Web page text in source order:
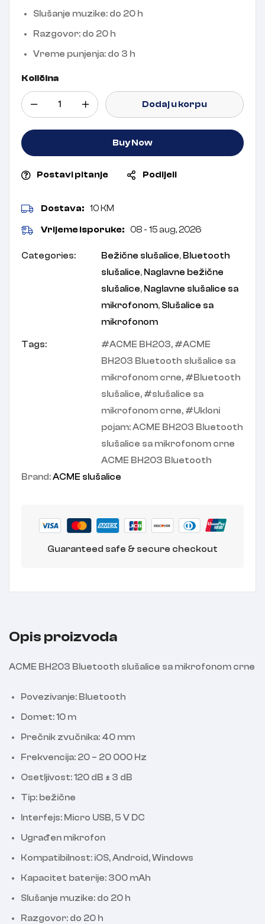
Slušanje muzike: do 20 h
Razgovor: do 20 h
Vreme punjenja: do 3 h
Količina
Dodaj u korpu
Buy Now
Postavi pitanje Podijeli
Dostava: 10 KM
Vrijeme isporuke: 08 - 15 aug, 2026
Categories: Bežične slušalice, Bluetooth
slušalice, Naglavne bežične
slušalice, Naglavne slušalice sa
mikrofonom, Slušalice sa
mikrofonom
Tags: ACME BH203,
ACME
BH203 Bluetooth slušalice sa
mikrofonom crne,
Bluetooth
slušalice,
slušalice sa
mikrofonom crne,
Ukloni
pojam: ACME BH203 Bluetooth
slušalice sa mikrofonom crne
ACME BH203 Bluetooth
Brand:ACME slušalice
Guaranteed safe & secure checkout
Opis proizvoda
ACME BH203 Bluetooth slušalice sa mikrofonom crne
Povezivanje: Bluetooth
Domet: 10 m
Prečnik zvučnika: 40 mm
Frekvencija: 20 – 20 000 Hz
Osetljivost: 120 dB ± 3 dB
Tip: bežične
Interfejs: Micro USB, 5 V DC
Ugrađen mikrofon
Kompatibilnost: iOS, Android, Windows
Kapacitet baterije: 300 mAh
Slušanje muzike: do 20 h
Razgovor: do 20 h